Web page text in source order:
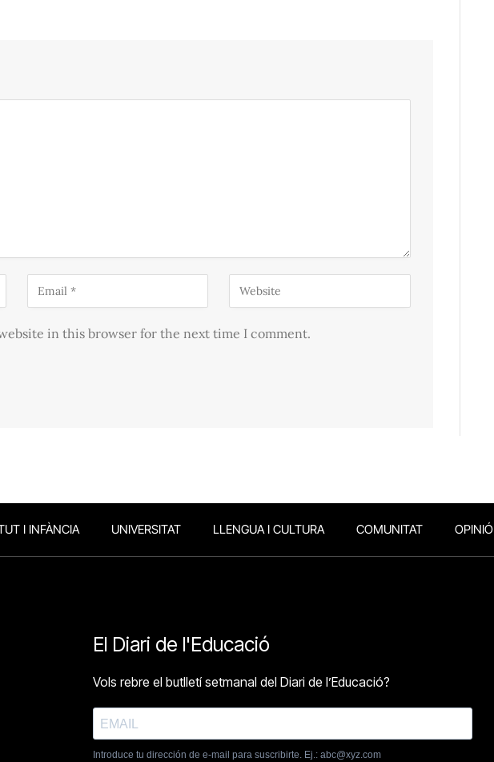
in this browser for the next time I comment.
I INFÀNCIA UNIVERSITAT LLENGUA I CULTURA COMUNITAT OPINIÓ